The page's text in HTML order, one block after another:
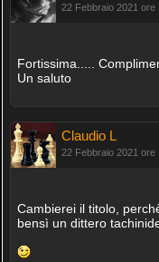
22 Febbraio 2021 ore
Fortissima.....
Un saluto
Claudio L
22 Febbraio 2021 ore
Cambierei il titolo,
bensì un dittero